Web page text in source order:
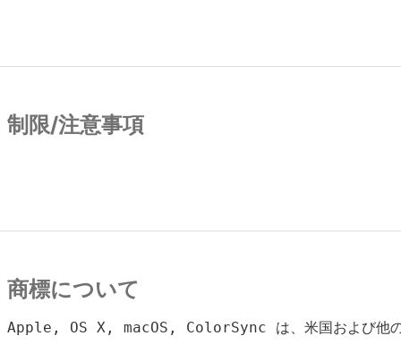
制限/注意事項
商標について
Apple, OS X, macOS, ColorSync は、米国および他